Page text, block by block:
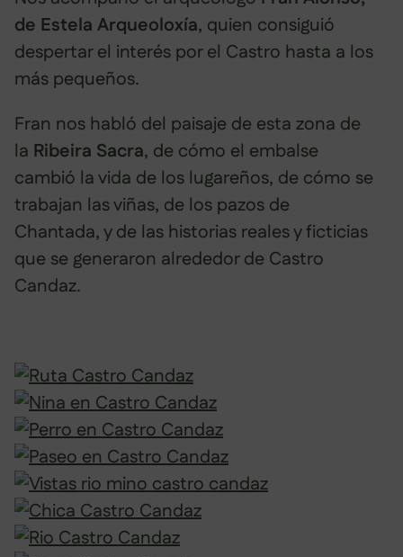
de Estela Arqueoloxía, quien consiguió
despertar el interés por el Castro hasta a los
más pequeños.
Fran nos habló del paisaje de esta zona de
la Ribeira Sacra, de cómo el embalse
cambió la vida de los lugareños, de cómo se
trabajan las viñas, de los pazos de
Chantada, y de las historias reales y ficticias
que se generaron alrededor de Castro
Candaz.